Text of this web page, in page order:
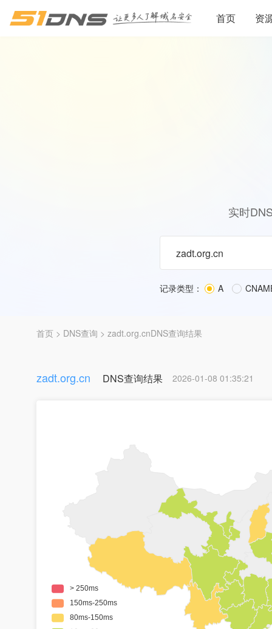
首页 资
实时
记录类型： A
首页 > DNS查询 > zadt.org.cnDNS查询结果
zadt.org.cn DNS查询结果 2026-01-08 01:35:21